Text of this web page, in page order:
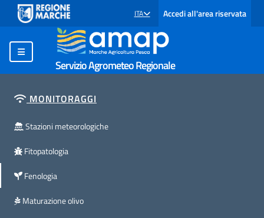
SELEZIONE LINGUA: LINGUA SELEZIONATA
ITA Accedi all'area riservata
Servizio Agrometeo Regionale
MONITORAGGI
Stazioni meteorologiche
Fitopatologia
Fenologia
Maturazione olivo